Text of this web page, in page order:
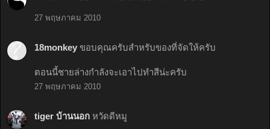
27 พฤษภาคม 2010
18monkey ขอบคุณครับสำหรับของที่จัดให้ครับ
ตอนนี้ชายล่างกำลังจะเอาไปทำสีน่ะครับ
27 พฤษภาคม 2010
tiger บ้านนอก หวัดดีหมู